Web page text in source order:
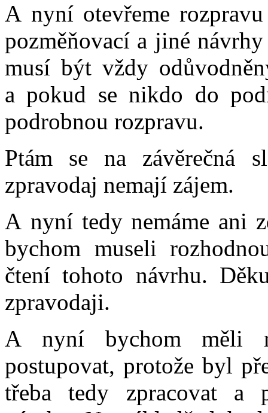
A nyní otevřeme
pozměňovací a jiné
musí být vždy
a pokud se nikdo do
podrobnou rozpravu.
Ptám se na závěrečná
zpravodaj nemají zájem.
A nyní tedy nemáme ani
bychom museli
čtení tohoto návrhu.
zpravodaji.
A nyní bychom měli
postupovat, protože byl
třeba tedy zpracovat a